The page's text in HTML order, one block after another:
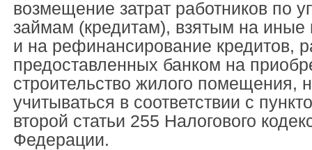
возмещение затрат работников по
займам (кредитам), взятым на иные
и на рефинансирование кредитов,
предоставленных банком на
строительство жилого помещения,
учитываться в соответствии с
второй статьи 255 Налогового
Федерации.